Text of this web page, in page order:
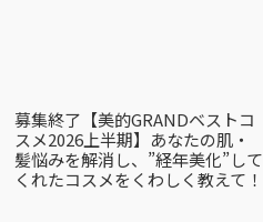
募集終了【美的GRANDベストコ
スメ2026上半期】あなたの肌・
髪悩みを解消し、”経年美化”して
くれたコスメをくわしく教えて！